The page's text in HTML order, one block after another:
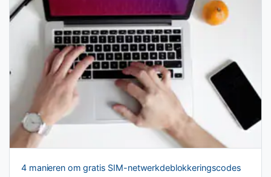
4 manieren om gratis SIM-netwerkdeblokkeringscodes